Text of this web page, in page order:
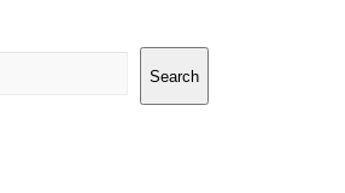
Search